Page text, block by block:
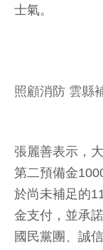
士氣。
照顧消防 雲縣
張麗善表示，
第二預備金
於尚未補足的
金支付，並承
國民黨團、誠